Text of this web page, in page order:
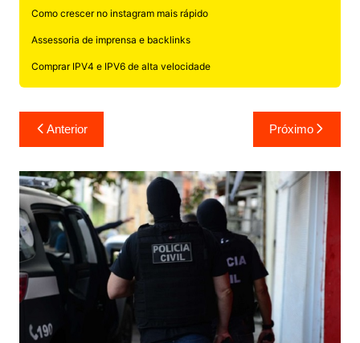
Como crescer no instagram mais rápido
Assessoria de imprensa e backlinks
Comprar IPV4 e IPV6 de alta velocidade
Navegação
de
Post
Anterior Próximo